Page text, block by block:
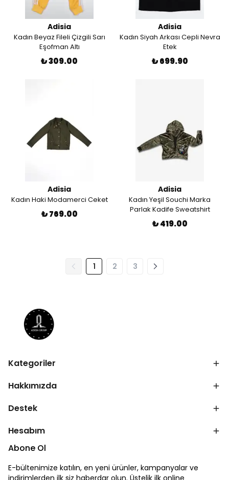
Adisia
Kadın Beyaz Fileli Çizgili Sarı
Eşofman Altı
₺ 309.00
Adisia
Kadın Siyah Arkası Cepli Nevra
Etek
₺ 699.90
Adisia
Kadın Haki Modamerci Ceket
₺ 769.00
Adisia
Kadın Yeşil Souchi Marka
Parlak Kadife Sweatshirt
₺ 419.00
1 2 3
Kategoriler
Hakkımızda
Destek
Hesabım
Abone Ol
E-bültenimize katılın, en yeni ürünler, kampanyalar ve
indirimlerden ilk siz haberdar olun. Üstelik ilk online